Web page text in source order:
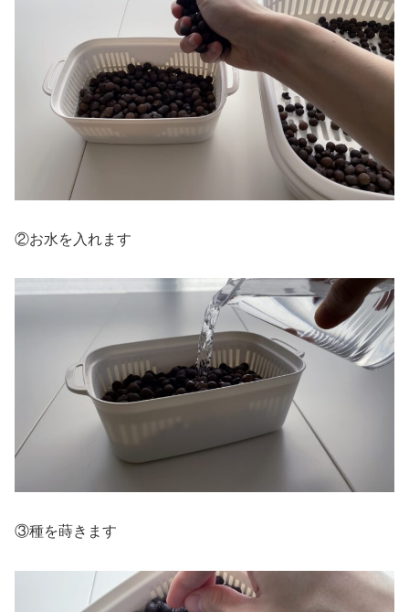
②お水を入れます
③種を蒔きます